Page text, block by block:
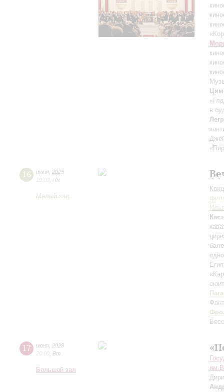
в
16 июня 2025
19:00 Пн
Малый зал
17 июня 2025
20:00 Вт
Большой зал